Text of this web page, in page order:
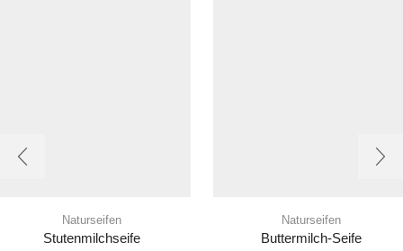
Naturseifen
Stutenmilchseife
Naturseifen
Buttermilch-Seife